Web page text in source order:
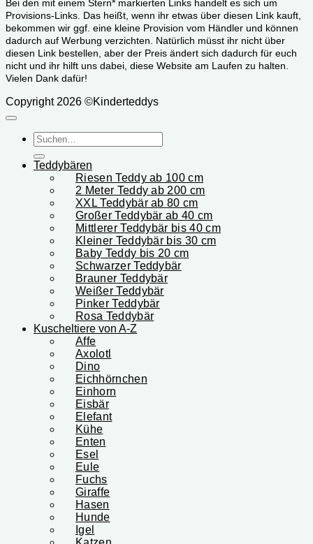
Bei den mit einem Stern* markierten Links handelt es sich um
Provisions-Links. Das heißt, wenn ihr etwas über diesen Link kauft,
bekommen wir ggf. eine kleine Provision vom Händler und können
dadurch auf Werbung verzichten. Natürlich müsst ihr nicht über
diesen Link bestellen, aber der Preis ändert sich dadurch für euch
nicht und ihr hilft uns dabei, diese Website am Laufen zu halten.
Vielen Dank dafür!
Copyright 2026 ©Kinderteddys
Suchen
nach:
Teddybären
Riesen Teddy ab 100 cm
2 Meter Teddy ab 200 cm
XXL Teddybär ab 80 cm
Großer Teddybär ab 40 cm
Mittlerer Teddybär bis 40 cm
Kleiner Teddybär bis 30 cm
Baby Teddy bis 20 cm
Schwarzer Teddybär
Brauner Teddybär
Weißer Teddybär
Pinker Teddybär
Rosa Teddybär
Kuscheltiere von A-Z
Affe
Axolotl
Dino
Eichhörnchen
Einhorn
Eisbär
Elefant
Kühe
Enten
Esel
Eule
Fuchs
Giraffe
Hasen
Hunde
Igel